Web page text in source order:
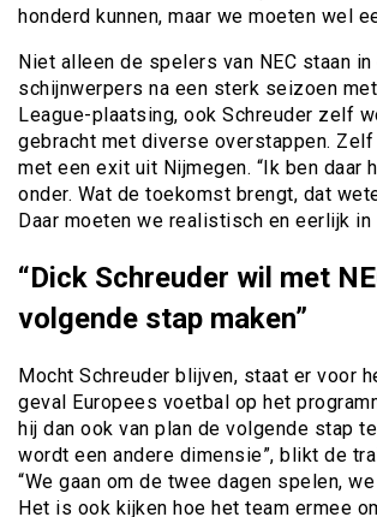
honderd kunnen, maar we moeten wel
Niet alleen de spelers van NEC staan in
schijnwerpers na een sterk seizoen
League-plaatsing, ook Schreuder zelf
gebracht met diverse overstappen.
met een exit uit Nijmegen. “Ik ben daar
onder. Wat de toekomst brengt, dat
Daar moeten we realistisch en eerlijk in
“Dick Schreuder wil met
volgende stap maken”
Mocht Schreuder blijven, staat er voor
geval Europees voetbal op het
hij dan ook van plan de volgende stap
wordt een andere dimensie”, blikt de
“We gaan om de twee dagen spelen,
Het is ook kijken hoe het team ermee